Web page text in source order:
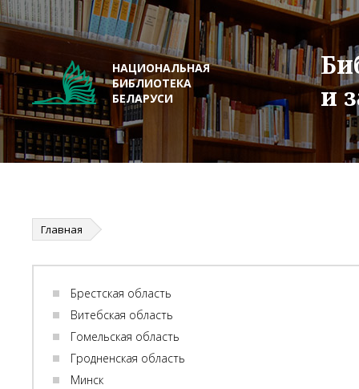
НАЦИОНАЛЬНАЯ
БИБЛИОТЕКА
БЕЛАРУСИ
и
Главная
Брестская область
Витебская область
Гомельская область
Гродненская область
Минск